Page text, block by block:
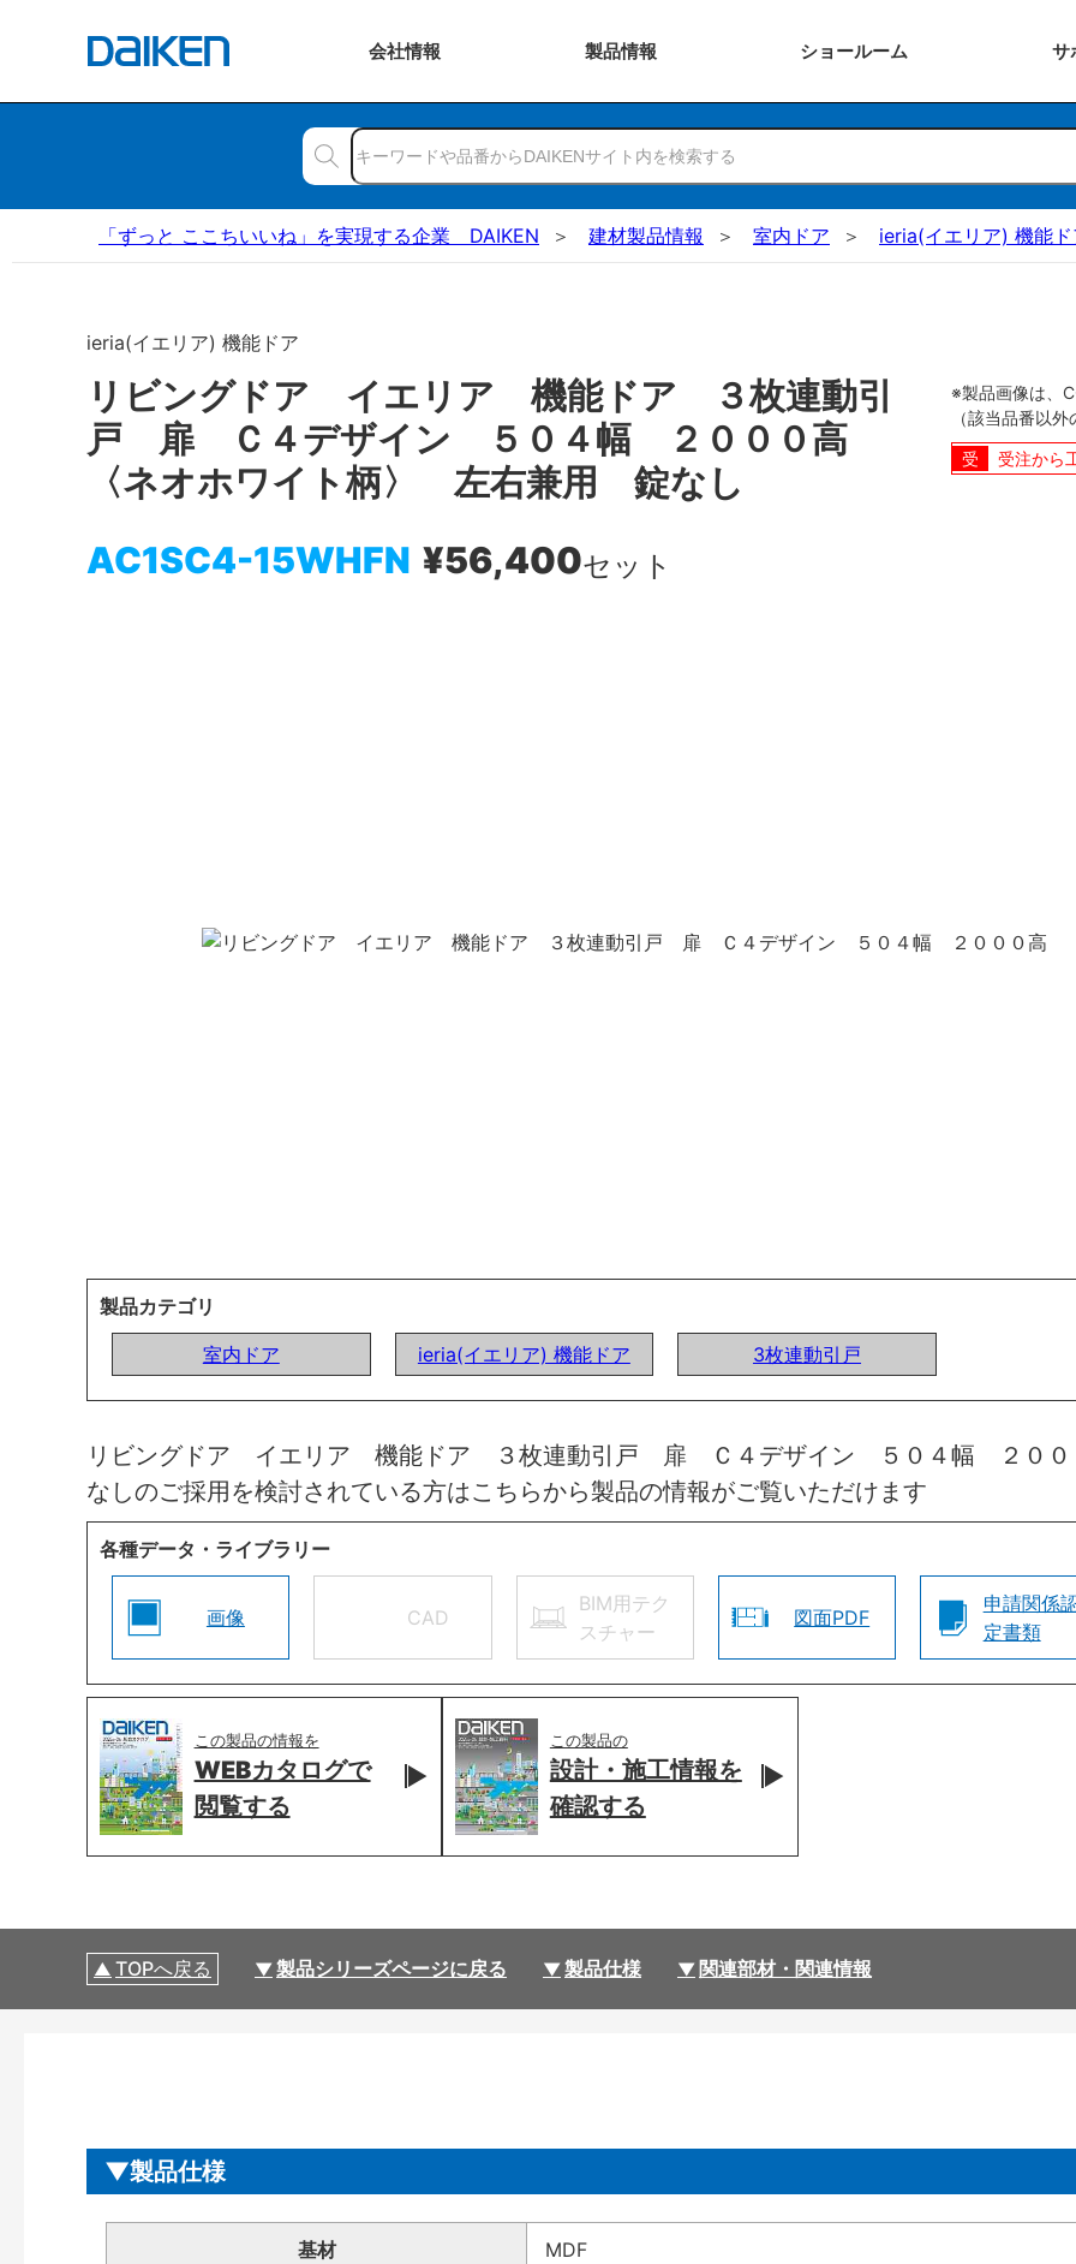
会社情報 製品情報 ショールーム サ
「ずっと ここちいいね」を実現する企業 DAIKEN 建材製品情報 室内ドア ieria(イエリア) 機能
ieria(イエリア) 機能ドア
リビングドア イエリア 機能ドア ３枚連動引
戸 扉 Ｃ４デザイン ５０４幅 ２０００高
〈ネオホワイト柄〉 左右兼用 錠なし
AC1SC4-15WHFN ¥56,400セット
※製品画像は、
（該当品番以
受注から
製品カテゴリ
室内ドア
ieria(イエリア) 機能ドア 3枚連動引戸
リビングドア イエリア 機能ドア ３枚連動引戸 扉 Ｃ４デザイン ５０４幅 ２０
なしのご採用を検討されている方はこちらから製品の情報がご覧いただけます
各種データ・ライブラリー
画像 CAD
BIM用テク
スチャー
図面PDF
申請関係
定書類
この製品の情報を
WEBカタログで
閲覧する
この製品の
設計・施工情報を
確認する
TOPへ戻る 製品シリーズページに戻る 製品仕様 関連部材・関連情報
製品仕様
基材 MDF